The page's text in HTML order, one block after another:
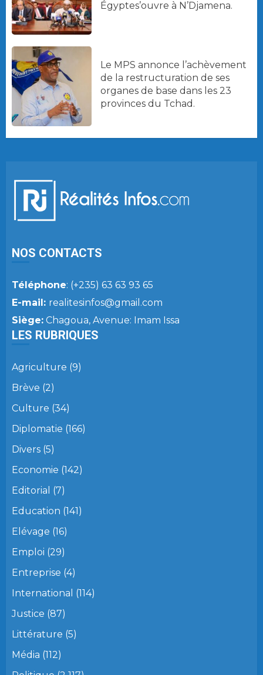
Égyptes’ouvre à N’Djamena.
Le MPS annonce l’achèvement
de la restructuration de ses
organes de base dans les 23
provinces du Tchad.
NOS CONTACTS
Téléphone: (+235) 63 63 93 65
E-mail: realitesinfos@gmail.com
Siège: Chagoua, Avenue: Imam Issa
LES RUBRIQUES
Agriculture (9)
Brève (2)
Culture (34)
Diplomatie (166)
Divers (5)
Economie (142)
Editorial (7)
Education (141)
Elévage (16)
Emploi (29)
Entreprise (4)
International (114)
Justice (87)
Littérature (5)
Média (112)